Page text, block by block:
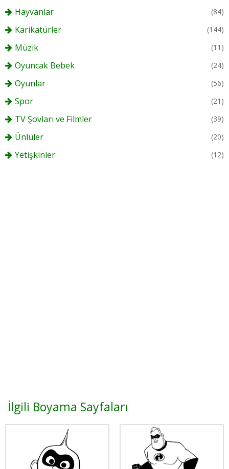
Hayvanlar (84)
Karikatürler (144)
Müzik (11)
Oyuncak Bebek (24)
Oyunlar (56)
Spor (21)
TV Şovları ve Filmler (39)
Ünlüler (20)
Yetişkinler (12)
İlgili Boyama Sayfaları